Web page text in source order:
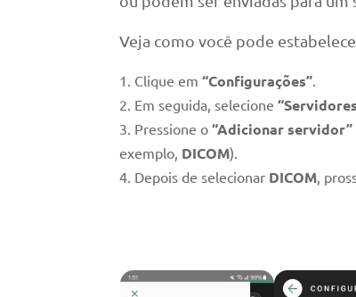
Veja como você pode
Clique em“Configurações”.
Em seguida, selecione
Pressione o“Adicionar servidor”
exemplo, DICOM).
Depois de selecionar DICOM,